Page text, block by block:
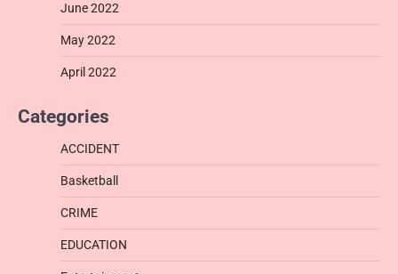
June 2022
May 2022
April 2022
Categories
ACCIDENT
Basketball
CRIME
EDUCATION